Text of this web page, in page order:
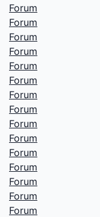
Forum
Forum
Forum
Forum
Forum
Forum
Forum
Forum
Forum
Forum
Forum
Forum
Forum
Forum
Forum